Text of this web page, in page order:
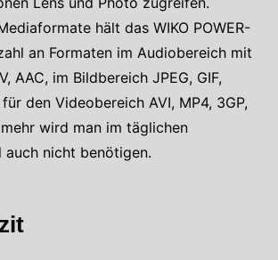
hält das WIKO POWER-
an Formaten im Audiobereich mit
AAC, im Bildbereich JPEG, GIF,
den Videobereich AVI, MP4, 3GP,
wird man im täglichen
auch nicht benötigen.